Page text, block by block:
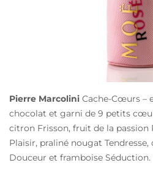
Pierre Marcolini Cache-Cœurs –
chocolat et garni de 9 petits
citron Frisson, fruit de la passion
Plaisir, praliné nougat
Douceur et framboise